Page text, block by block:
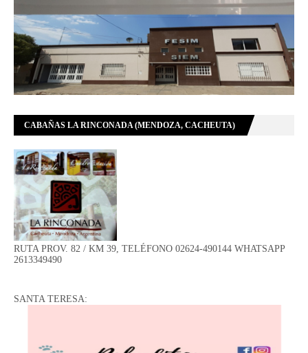
CABAÑAS LA RINCONADA (MENDOZA, CACHEUTA)
RUTA PROV. 82 / KM 39, TELÉFONO 02624-490144 WHATSAPP
2613349490
SANTA TERESA: